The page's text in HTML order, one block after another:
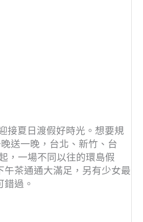
接夏日渡假好時光。想要規
送一晚，台北、新竹、台
，一場不同以往的環島假
茶通通大滿足，另有少女最
過。